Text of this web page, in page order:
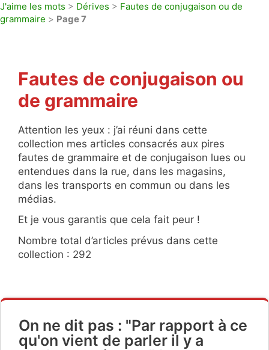
J'aime les mots > Dérives > Fautes de conjugaison ou de
grammaire > Page 7
Fautes de conjugaison ou
de grammaire
Attention les yeux : j’ai réuni dans cette
collection mes articles consacrés aux pires
fautes de grammaire et de conjugaison lues ou
entendues dans la rue, dans les magasins,
dans les transports en commun ou dans les
médias.
Et je vous garantis que cela fait peur !
Nombre total d’articles prévus dans cette
collection : 292
On ne dit pas : "Par rapport à ce
qu'on vient de parler il y a